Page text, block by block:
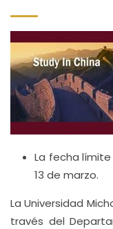
La fecha
13 de marzo.
La Universidad
través del